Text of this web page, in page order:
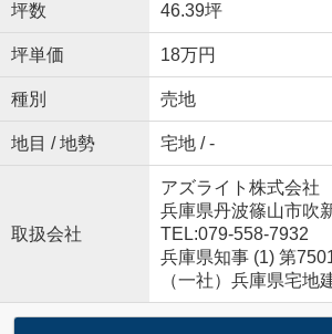
坪数 46.39坪
坪単価 18万円
種別 売地
地目 / 地勢 宅地 / -
取扱会社
アズライト株式会社
兵庫県丹波篠山市吹
TEL:079-558-7932
兵庫県知事 (1) 第
（一社）兵庫県宅地